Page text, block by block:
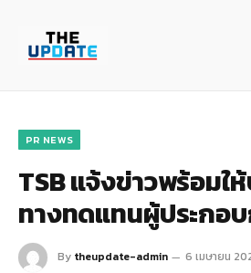
PR NEWS
TSB แจ้งข่าวพร้อมใ
ทางทดแทนผู้ประกอบ
By theupdate-admin
6 เมษายน